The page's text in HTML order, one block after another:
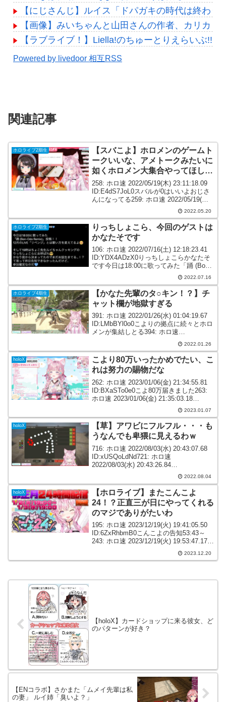
【にじさんじ】ルイス「ドパガキの時代は終わ
【画像】みいちゃんと山田さんの作者、カリカリ
【ラブライブ！】Liella!のちゅーとりえらいぶ!!
Powered by livedoor 相互RSS
関連記事
ホロライブ2期生
【スバこよ】ホロメンのゲームト
ークいいな、アメトークみたいに
如くホロメン大集合やってほしい
な
258: ホロ速 2022/05/19(木) 23:11:18.09
ID:E4dS7JoL0スバルが0はいいよおじさ
んになってる259: ホロ速 2022/05/19(木)
23:11:14.18 ID:+tYLBe6H0ゼロはいいよ
2022.05.20
ホロライブ2期生
りっちしょこら、今回のゲストは
かなたそです
106: ホロ速 2022/07/16(土) 12:18:23.41
ID:YDX4ADzX0りっちしょこらかなたそ
です今日は18:00に歌ってみた「踊 (Bon-
Odo Remix)」投稿！！12月のLIVE「リベ
2022.07.16
ホロライブ4期生
【かなた先輩のタ○キン！？】チ
ャット欄が地獄すぎる
391: ホロ速 2022/01/26(水) 01:04:19.67
ID:LMbBYl0o0こよりの拠点に続々とホロ
メンが集結しとる394: ホロ速
ID:hanMVG800ありがとうタ...
2022.01.26
holoX
こより80万いったかめでたい、こ
れは努力の賜物だな
262: ホロ速 2023/01/06(金) 21:34:55.81
ID:BXaSTo0e0こよ80万届きました263:
ホロ速 2023/01/06(金) 21:35:03.18
ID:swAyee7x0こよりおめでとう！セキロ
2023.01.07
holoX
【草】アワビにフルフル・・・も
うなんでも卑猥に見えるわｗ
716: ホロ速 2022/08/03(水) 20:43:07.68
ID:xUSQoLdNd721: ホロ速
2022/08/03(水) 20:43:26.84
ID:TQrG4HGv0>>716フルフルかな725:
2022.08.04
holoX
【ホロライブ】またこんこよ
24！？正直三が日にやってくれる
のマジでありがたいわ
195: ホロ速 2023/12/19(火) 19:41:05.50
ID:6ZxRhbmB0こんこよの告知53:43～
243: ホロ速 2023/12/19(火) 19:53:47.17
ID:s2sxl4C50またこんこよ24！？246...
2023.12.20
【holoX】カードショップに来る彼女、ど
のパターンが好き？
【ENコラボ】さかまた「ムメイ先輩は私
の妻」 ルイ姉「臭いよ？」